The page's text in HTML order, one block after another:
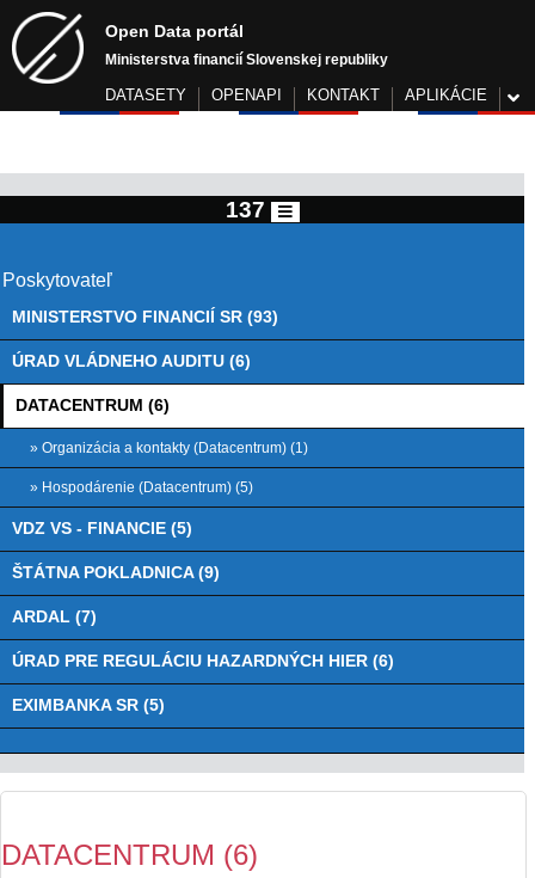
Open Data portál
Ministerstva financií Slovenskej republiky
DATASETY OPENAPI KONTAKT APLIKÁCIE
137
Poskytovateľ
MINISTERSTVO FINANCIÍ SR (93)
ÚRAD VLÁDNEHO AUDITU (6)
DATACENTRUM (6)
» Organizácia a kontakty (Datacentrum) (1)
» Hospodárenie (Datacentrum) (5)
VDZ VS - FINANCIE (5)
ŠTÁTNA POKLADNICA (9)
ARDAL (7)
ÚRAD PRE REGULÁCIU HAZARDNÝCH HIER (6)
EXIMBANKA SR (5)
DATACENTRUM (6)